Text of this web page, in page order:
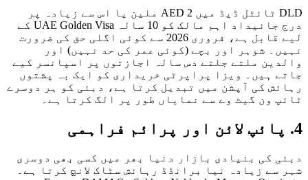
DLD ٹائٹل ڈیڈ میں AED 2 ملین یا اس سے زیادہ پر
درج جائیداد اہم مالک کو 10 سالہ UAE Golden Visa کے
لیے قابل ہے، فروری 2026 سے کوئی اگلی حق کی ضرورت
شوہر اور بچے (کوئی عمر کی حد نہیں) اور
ملتے جلتے دس سالہ اجازتوں پر اسپانسر کیے
ہیں۔ ویزا پراپرٹی خریداری کو ایک بہ پشتوں
کی آپشن میں تبدیل کرتا ہے، دبئی کو ہر دوسرے
ون گیٹ وے سے نمایاں طور پر الگ کرتا ہے۔
کی بنیادی بازار دنیا بھر میں کسی بھی دوسری
زیادہ نیا برانڈڈ رہائش سٹاک لانچ کرتا ہے۔